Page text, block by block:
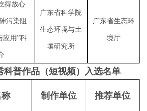
得放心
污染阻
应用”科
广东省科学院
生态环境与土
壤研究所
广东省生态环
境厅
科普作品（短视频）入选名单
制作单位 推荐单位